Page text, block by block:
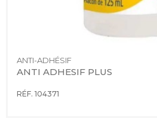
ANTI-ADHÉSIF
ANTI ADHESIF PLUS
RÉF. 104371